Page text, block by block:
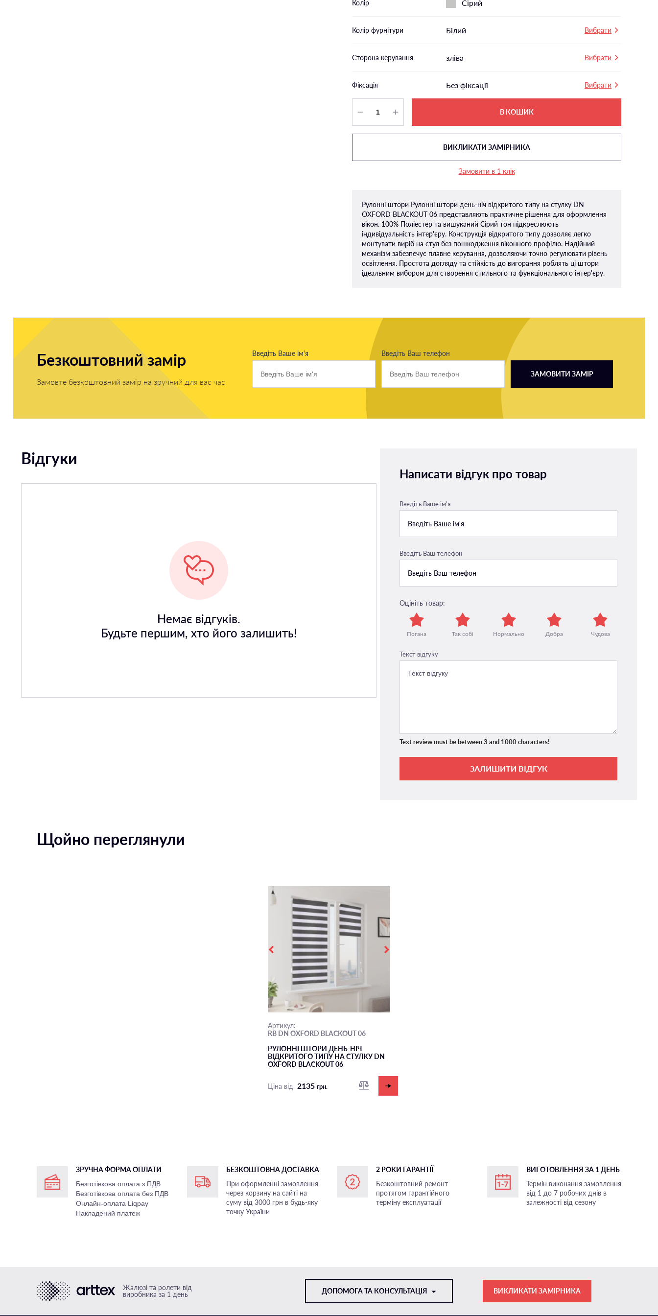
Колір Сірий
Колір фурнітури Білий Вибрати
Сторона керування зліва Вибрати
Фіксація Без фіксації Вибрати
В КОШИК
ВИКЛИКАТИ ЗАМІРНИКА
Замовити в 1 клік
Рулонні штори Рулонні штори день-ніч відкритого типу на стулку DN
OXFORD BLACKOUT 06 представляють практичне рішення для оформлення
вікон. 100% Поліестер та вишуканий Сірий тон підкреслюють
індивідуальність інтер'єру. Конструкція відкритого типу дозволяє легко
монтувати виріб на стул без пошкодження віконного профілю. Надійний
механізм забезпечує плавне керування, дозволяючи точно регулювати рівень
освітлення. Простота догляду та стійкість до вигорання роблять ці штори
ідеальним вибором для створення стильного та функціонального інтер'єру.
Безкоштовний замір
Замовте безкоштовний замір на зручний для вас час
Введіть Ваше ім'я Введіть Ваш телефон
ЗАМОВИТИ ЗАМІР
Відгуки
Немає відгуків.
Будьте першим, хто його залишить!
Написати відгук про товар
Введіть Ваше ім'я
Введіть Ваш телефон
Оцініть товар:
Погана Так собі Нормально Добра Чудова
Текст відгуку
Text review must be between 3 and 1000 characters!
ЗАЛИШИТИ ВІДГУК
Щойно переглянули
Артикул:
RB DN OXFORD BLACKOUT 06
РУЛОННІ ШТОРИ ДЕНЬ-НІЧ
ВІДКРИТОГО ТИПУ НА СТУЛКУ DN
OXFORD BLACKOUT 06
Ціна від 2135 грн.
ЗРУЧНА ФОРМА ОПЛАТИ
Безготівкова оплата з ПДВ
Безготівкова оплата без ПДВ
Онлайн-оплата Liqpay
Накладений платеж
БЕЗКОШТОВНА ДОСТАВКА
При оформленні замовлення
через корзину на сайті на
суму від 3000 грн в будь-яку
точку України
2 РОКИ ГАРАНТІЇ
Безкоштовний ремонт
протягом гарантійного
терміну експлуатації
ВИГОТОВЛЕННЯ ЗА 1 ДЕНЬ
Термін виконання замовлення
від 1 до 7 робочих днів в
залежності від сезону
Жалюзі та ролети від
виробника за 1 день
ДОПОМОГА ТА КОНСУЛЬТАЦІЯ ВИКЛИКАТИ ЗАМІРНИКА